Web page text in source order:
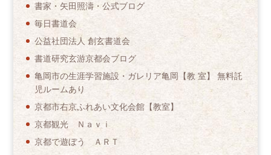
書家・矢田照濤・公式ブログ
毎日書道会
公益社団法人 創玄書道会
書道研究玄游京都会ブログ
亀岡市の生涯学習施設・ガレリア亀岡【教 室】 無料託
児ルームあり
京都市右京ふれあい文化会館【教室】
京都観光 Ｎａｖｉ
京都で遊ぼう ＡＲＴ